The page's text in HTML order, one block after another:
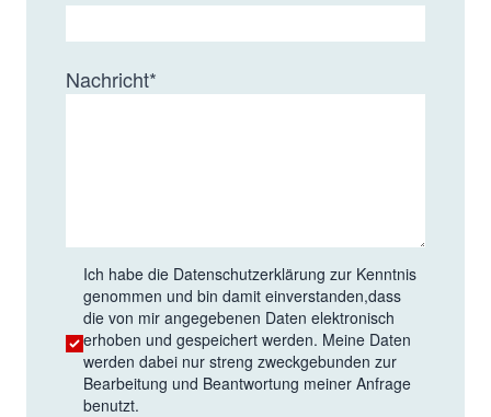
Nachricht*
Ich habe die Datenschutzerklärung zur Kenntnis
genommen und bin damit einverstanden,dass
die von mir angegebenen Daten elektronisch
erhoben und gespeichert werden. Meine Daten
werden dabei nur streng zweckgebunden zur
Bearbeitung und Beantwortung meiner Anfrage
benutzt.